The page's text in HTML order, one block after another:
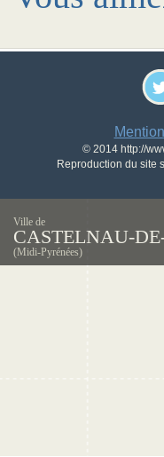
© 2014 http://
Reproduction du site
Ville de
CASTELNAU-
(Midi-Pyrénées)